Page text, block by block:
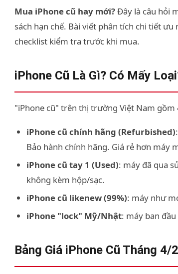
Mua iPhone cũ hay mới?Đây là câu hỏi
sách hạn chế. Bài viết phân tích chi tiết
checklist kiểm tra trước khi mua.
iPhone Cũ Là Gì? Có Mấy
"iPhone cũ" trên thị trường Việt Nam gồm
iPhone cũ chính hãng (Refurbished)
Bảo hành chính hãng. Giá rẻ hơn máy
iPhone cũ tay 1 (Used): máy đã qua
không kèm hộp/sạc.
iPhone cũ likenew (99%): máy như
iPhone "lock" Mỹ/Nhật: máy ban
Bảng Giá iPhone Cũ Tháng 4/